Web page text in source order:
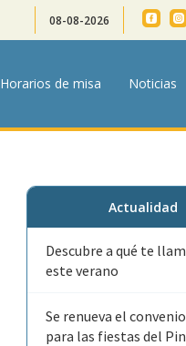
08-08-2026
Horarios de misa Noticias
Actualidad
Descubre a qué te
este verano
Se renueva el
para las fiestas del